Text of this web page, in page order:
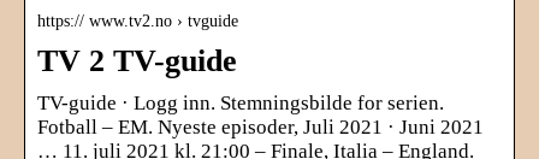
https:// www.tv2.no › tvguide
TV 2 TV-guide
TV-guide · Logg inn. Stemningsbilde for serien.
Fotball – EM. Nyeste episoder, Juli 2021 · Juni 2021
… 11. juli 2021 kl. 21:00 – Finale, Italia – England.